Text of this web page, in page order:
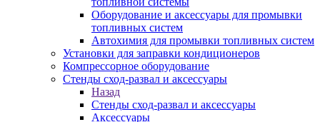
Оборудование и аксессуары для промывки
топливных систем
Автохимия для промывки топливных систем
Установки для заправки кондиционеров
Компрессорное оборудование
Стенды сход-развал и аксессуары
Назад
Стенды сход-развал и аксессуары
Аксессуары